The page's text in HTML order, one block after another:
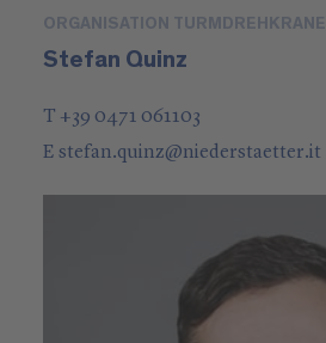
ORGANISATION TURMDREHKRANE
Stefan Quinz
T +39 0471 061103
Estefan.quinz@niederstaetter.it